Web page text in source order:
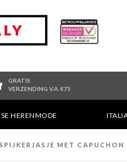
GRATIS
VERZENDING V.A. €75
HERENMODE
MET CAPUCHON